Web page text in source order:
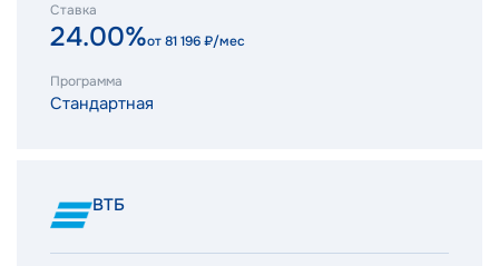
Ставка
24.00%от81 196₽/мес
Программа
Стандартная
ВТБ